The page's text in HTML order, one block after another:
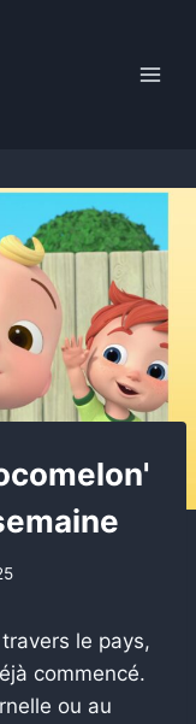
le pays,
commencé.
ou au